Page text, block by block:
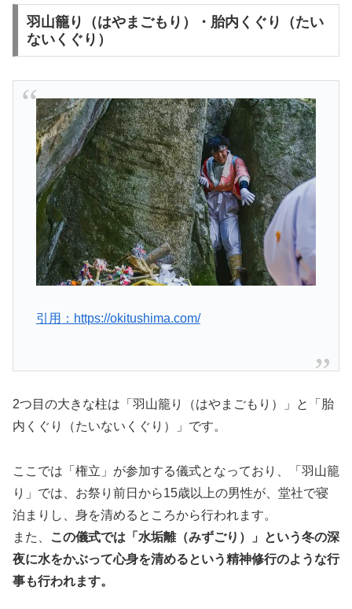
羽山籠り（はやまごもり）・胎内くぐり（たい
ないくぐり）
引用：https://okitushima.com/
2つ目の大きな柱は「羽山籠り（はやまごもり）」と「胎
内くぐり（たいないくぐり）」です。
ここでは「権立」が参加する儀式となっており、「羽山籠
り」では、お祭り前日から15歳以上の男性が、堂社で寝
泊まりし、身を清めるところから行われます。
また、
この儀式では「水垢離（みずごり）」という冬の深
夜に水をかぶって心身を清めるという精神修行のような行
事も行われます。